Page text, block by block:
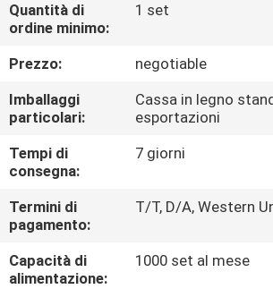
CONTROLLO
DI
QUALITÀ
CONTATTICI
RICHIEDA
UNA
CITAZIONE
Quantità di
ordine minimo:
1 set
Prezzo:
negotiable
Imballaggi
particolari:
Cassa in legno
esportazioni
Tempi di
consegna:
7 giorni
Termini di
pagamento:
T/T, D/A, Western
Capacità di
alimentazione:
1000 set al mese